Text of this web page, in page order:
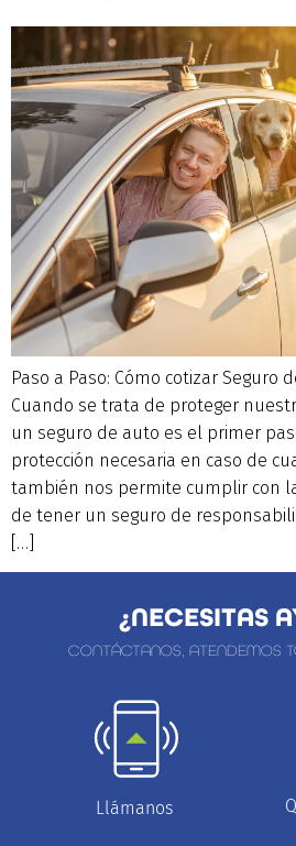
Paso a Paso: Cómo cotizar Seguro
Cuando se trata de proteger
un seguro de auto es el primer
protección necesaria en caso de
también nos permite cumplir con
de tener un seguro de
[…]
¿NECESITAS
CONTÁCTANOS, ATENDEMOS
Llámanos